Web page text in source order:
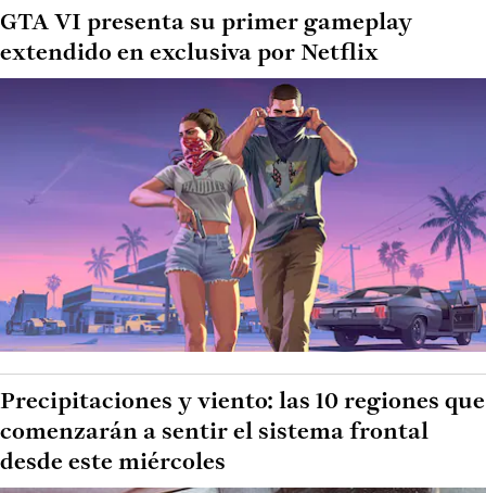
GTA VI presenta su primer gameplay
extendido en exclusiva por Netflix
Precipitaciones y viento: las 10 regiones que
comenzarán a sentir el sistema frontal
desde este miércoles